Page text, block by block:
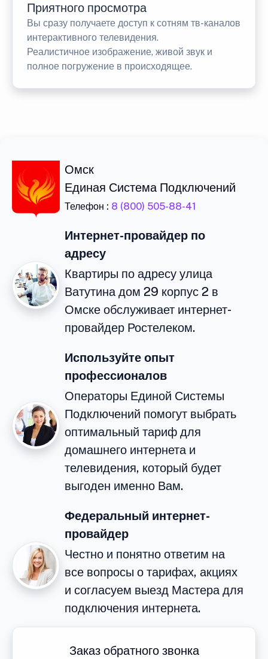
Приятного просмотра
Вы сразу получаете доступ к сотням тв-каналов
интерактивного телевидения.
Реалистичное изображение, живой звук и
полное погружение в происходящее.
Омск
Единая Система Подключений
Телефон : 8 (800) 505-88-41
Интернет-провайдер по
адресу
Квартиры по адресу улица
Ватутина дом 29 корпус 2 в
Омске обслуживает интернет-
провайдер Ростелеком.
Используйте опыт
профессионалов
Операторы Единой Системы
Подключений помогут выбрать
оптимальный тариф для
домашнего интернета и
телевидения, который будет
выгоден именно Вам.
Федеральный интернет-
провайдер
Честно и понятно ответим на
все вопросы о тарифах, акциях
и согласуем выезд Мастера для
подключения интернета.
Заказ обратного звонка